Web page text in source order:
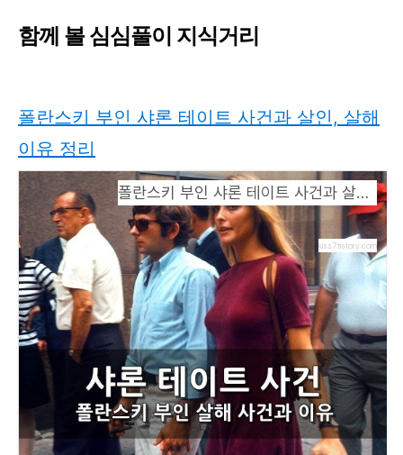
함께 볼 심심풀이 지식거리
폴란스키 부인 샤론 테이트 사건과 살인, 살해
이유 정리
폴란스키 부인 샤론 테이트 사건과 살인, 살해 이유 정리
kiss7.tistory.com